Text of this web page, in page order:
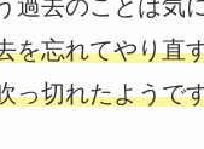
去のことは気
を忘れてやり直
っ切れたようで